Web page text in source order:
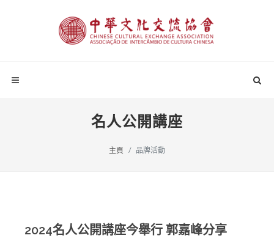
名人公開講座
主頁 品牌活動
2024名人公開講座今舉行 郭嘉峰分享